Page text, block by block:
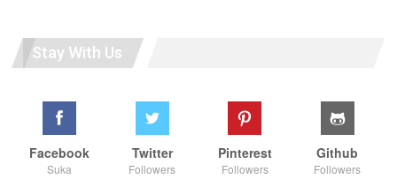
Stay With Us
Facebook
Suka
Twitter
Followers
Pinterest
Followers
Github
Followers